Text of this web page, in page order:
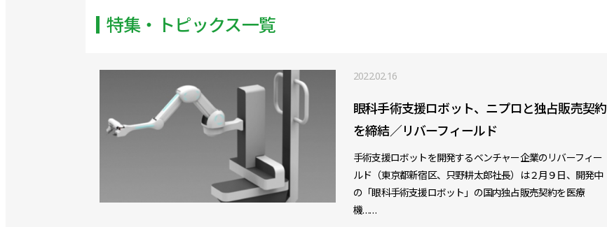
特集・トピックス一覧
2022.02.16
眼科手術支援ロボット、ニプロと独占販売契約
を締結／リバーフィールド
手術支援ロボットを開発するベンチャー企業のリバーフィー
ルド（東京都新宿区、只野耕太郎社長）は２月９日、開発中
の「眼科手術支援ロボット」の国内独占販売契約を医療
機……